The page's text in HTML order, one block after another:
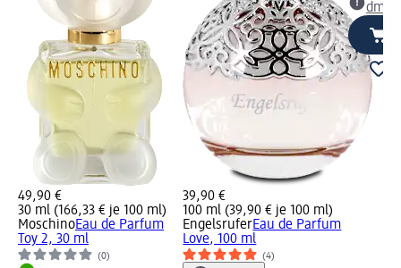
49,90 €
30 ml (166,33 € je 100 ml)
MoschinoEau de Parfum
Toy 2, 30 ml
(0)
39,90 €
100 ml (39,90 € je 100 ml)
EngelsruferEau de Parfum
Love, 100 ml
(4)
dm